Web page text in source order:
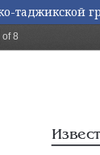
таджикской